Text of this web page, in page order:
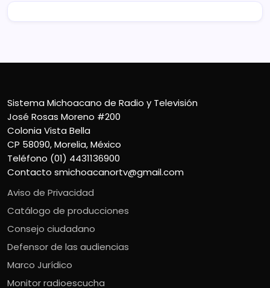
Sistema Michoacano de Radio y Televisión
José Rosas Moreno #200
Colonia Vista Bella
CP 58090, Morelia, México
Teléfono (01) 4431136900
Contacto smichoacanortv@gmail.com
Aviso de Privacidad
Catálogo de producciones
Consejo ciudadano
Defensor de las audiencias
Marco Jurídico
Monitor radioescucha